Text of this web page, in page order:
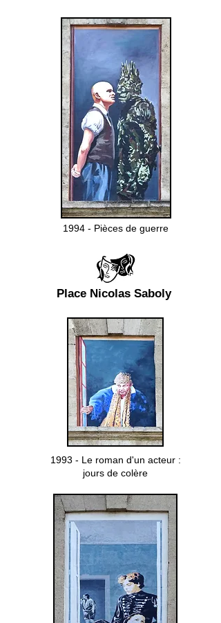
1994 - Pièces de guerre
Place Nicolas Saboly
1993 - Le roman d'un acteur :
jours de colère